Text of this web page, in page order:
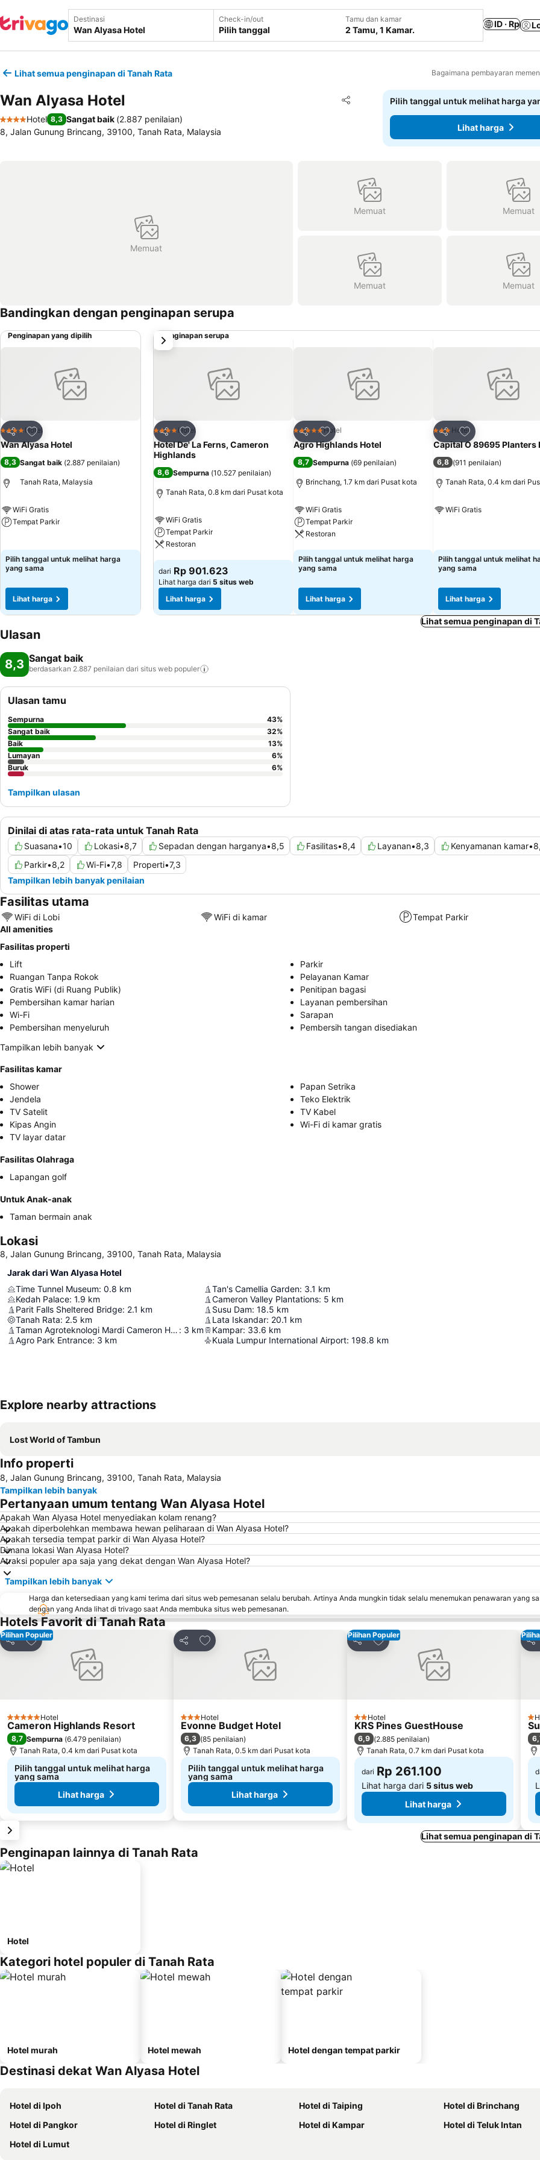
Destinasi Check-in/out
Pilih tanggal
Tamu dan kamar
2 Tamu, 1 Kamar.
ID · Rp
Lihat semua penginapan di Tanah Rata Bagaimana pembayaran
Wan Alyasa Hotel Bagikan
Tambahkan ke favorit
4 Bintang
Hotel 8,3 Sangat baik (2.887 penilaian)
8, Jalan Gunung Brincang, 39100, Tanah Rata, Malaysia
Pilih tanggal untuk melihat harga
Lihat harga
Memuat
Memuat Memuat
Memuat Memuat
Bandingkan dengan penginapan serupa
Penginapan yang dipilih
Bagikan
Tambahkan ke favorit
4 BintangHotel
Wan Alyasa Hotel
8,3 Sangat baik (2.887 penilaian)
Tanah Rata, Malaysia
WiFi Gratis
Tempat Parkir
Pilih tanggal untuk melihat harga
yang sama
Lihat harga
Penginapan serupa
Bagikan
Tambahkan ke favorit
4 BintangHotel
Hotel De' La Ferns, Cameron
Highlands
8,6 Sempurna (10.527 penilaian)
Tanah Rata, 0.8 km dari Pusat kota
WiFi Gratis
Tempat Parkir
Restoran
Lihat harga
dari Rp 901.623
Lihat harga dari 5 situs web
Lihat harga
Bagikan
Tambahkan ke favorit
5 BintangHotel
Agro Highlands Hotel
8,7 Sempurna (69 penilaian)
Brinchang, 1.7 km dari Pusat kota
WiFi Gratis
Tempat Parkir
Restoran
Lihat harga
Pilih tanggal untuk melihat harga
yang sama
Lihat harga
Bagikan
Tambahkan ke
3 Bintang
Hotel
Capital O 89695 Planters
6,8 (911 penilaian)
Tanah Rata, 0.4 km dari
WiFi Gratis
Pilih tanggal untuk melihat
yang sama
Lihat harga
Selanjutnya
Lihat semua penginapan di
Ulasan
8,3 Sangat baik
berdasarkan 2.887 penilaian dari situs web populer
Dinilai di atas rata-rata untuk Tanah Rata
Suasana•10 Lokasi•8,7 Sepadan dengan harganya•8,5 Fasilitas•8,4 Layanan•8,3 Kenyamanan kamar•
Parkir•8,2 Wi-Fi•7,8 Properti•7,3
Tampilkan lebih banyak penilaian
Ulasan tamu
Sempurna 43%
Sangat baik
32%
Baik
13%
Lumayan
6%
Buruk
6%
Tampilkan ulasan
Fasilitas utama
WiFi di Lobi WiFi di kamar
Tempat Parkir
All amenities
Fasilitas properti
Lift
Parkir
Ruangan Tanpa Rokok
Pelayanan Kamar
Gratis WiFi (di Ruang Publik)
Penitipan bagasi
Pembersihan kamar harian
Layanan pembersihan
Wi-Fi
Sarapan
Pembersihan menyeluruh
Pembersih tangan disediakan
Tampilkan lebih banyak
Fasilitas kamar
Shower
Papan Setrika
Jendela
Teko Elektrik
TV Satelit
TV Kabel
Kipas Angin
Wi-Fi di kamar gratis
TV layar datar
Fasilitas Olahraga
Lapangan golf
Untuk Anak-anak
Taman bermain anak
Lokasi
8, Jalan Gunung Brincang, 39100, Tanah Rata, Malaysia
Jarak dari Wan Alyasa Hotel
Time Tunnel Museum: 0.8 km
Kedah Palace: 1.9 km
Parit Falls Sheltered Bridge: 2.1 km
Tanah Rata: 2.5 km
Taman Agroteknologi Mardi Cameron Highlands : 3 km
Agro Park Entrance: 3 km
Tan's Camellia Garden: 3.1 km
Cameron Valley Plantations: 5 km
Susu Dam: 18.5 km
Lata Iskandar: 20.1 km
Kampar: 33.6 km
Kuala Lumpur International Airport: 198.8 km
Explore nearby attractions
Lost World of Tambun
Info properti
8, Jalan Gunung Brincang, 39100, Tanah Rata, Malaysia
Tampilkan lebih banyak
Pertanyaan umum tentang Wan Alyasa Hotel
Apakah Wan Alyasa Hotel menyediakan kolam renang?
Apakah diperbolehkan membawa hewan peliharaan di Wan Alyasa Hotel?
Apakah tersedia tempat parkir di Wan Alyasa Hotel?
Dimana lokasi Wan Alyasa Hotel?
Atraksi populer apa saja yang dekat dengan Wan Alyasa Hotel?
Tampilkan lebih banyak
Harga dan ketersediaan yang kami terima dari situs web pemesanan selalu berubah. Artinya Anda mungkin tidak selalu menemukan penawaran yang
dengan yang Anda lihat di trivago saat Anda membuka situs web pemesanan.
Hotels Favorit di Tanah Rata
Pilihan Populer
Bagikan
Tambahkan ke favorit
5 BintangHotel
Cameron Highlands Resort
8,7 Sempurna (6.479 penilaian)
Tanah Rata, 0.4 km dari Pusat kota
Pilih tanggal untuk melihat harga
yang sama
Lihat harga
Bagikan
Tambahkan ke favorit
3 Bintang
Hotel
Evonne Budget Hotel
6,3 (85 penilaian)
Tanah Rata, 0.5 km dari Pusat kota
Pilih tanggal untuk melihat harga
yang sama
Lihat harga
Pilihan Populer
Bagikan
Tambahkan ke favorit
2 Bintang
Hotel
KRS Pines GuestHouse
6,9 (2.885 penilaian)
Tanah Rata, 0.7 km dari Pusat kota
dari Rp 261.100
Lihat harga dari 5 situs web
Lihat harga
1
Lihat semua penginapan di
Penginapan lainnya di Tanah Rata
Hotel
Kategori hotel populer di Tanah Rata
Hotel murah Hotel mewah Hotel dengan tempat parkir
Destinasi dekat Wan Alyasa Hotel
Hotel di Ipoh Hotel di Tanah Rata Hotel di Taiping
Hotel di Brinchang
Hotel di Pangkor
Hotel di Ringlet Hotel di Kampar
Hotel di Teluk Intan
Hotel di Lumut